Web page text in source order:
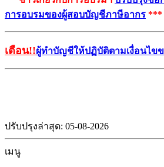
การอบรมของผู้สอบบัญชีภาษีอากร ***
เตือน!!ผู้ทำบัญชีให้ปฏิบัติตามเงื่อนไข
ปรับปรุงล่าสุด: 05-08-2026
เมนู